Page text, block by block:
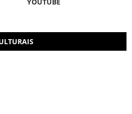
YOUTUBE